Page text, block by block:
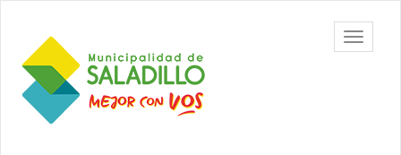
contenido
principal
Municipalidad
de Saladillo
barra